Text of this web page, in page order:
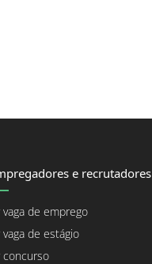
e recrutadores
vaga de emprego
vaga de estágio
concurso